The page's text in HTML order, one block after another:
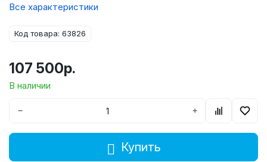
Все характеристики
Код товара: 63826
107 500р.
В наличии
− +
Купить